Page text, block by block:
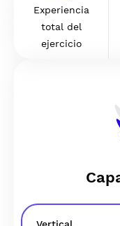
Experiencia
total del
ejercicio